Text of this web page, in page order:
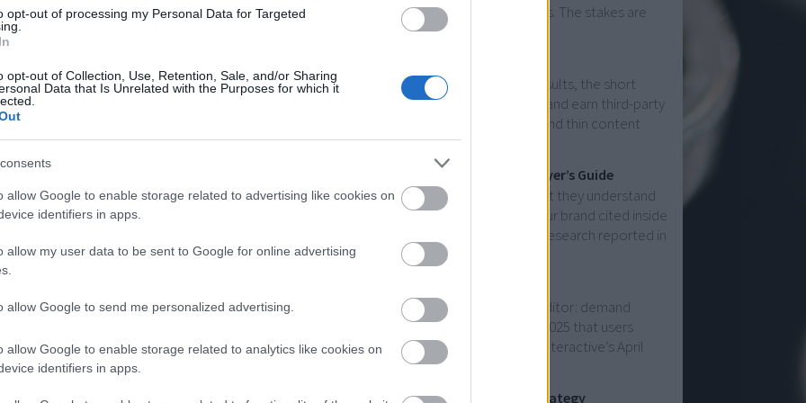
opt-out of processing my Personal Data for Targeted
opt-out of Collection, Use, Retention, Sale, and/or Sharing
Data that Is Unrelated with the Purposes for which it
allow Google to enable storage related to advertising like cookies on
identifiers in apps.
allow my user data to be sent to Google for online advertising
allow Google to send me personalized advertising.
allow Google to enable storage related to analytics like cookies on
identifiers in apps.
buyers ask questions in ChatGPT, Perplexity, Gemini, Copilot, and Google AI Overviews. The stakes are
in ChatGPT Search Results If you want your company to appear in ChatGPT search results, the short
crawler in, build a clearly described business entity, publish content written to be cited, and earn third-party
are. The steps work in sequence — a blocked crawler makes great content invisible, and thin content
elektromos autó: How to Choose the Right AI Marketing Expert: A Practical Buyer’s Guide
Expert: A Practical Buyer’s Guide Choose the expert who can prove, in public, that they understand
because that proof is exactly what you are buying. AI visibility, the discipline of getting your brand cited inside
AI Overviews, ChatGPT, Perplexity, and Copilot, is now a core marketing function. Pew Research reported in
Agency in Budapest (2026 Guide) Choose an AI visibility agency as you would an auditor: demand
methodology, and a footprint you can verify yourself. Pew Research reported in July 2025 that users
8% of visits when a Google AI summary appeared, versus 15% without one — and Seer Interactive’s April
akkumulátor: SEO and AI Marketing for B2B Lead Generation: A Complete Strategy